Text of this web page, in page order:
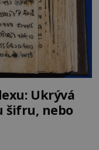
Ukrývá
šifru, nebo